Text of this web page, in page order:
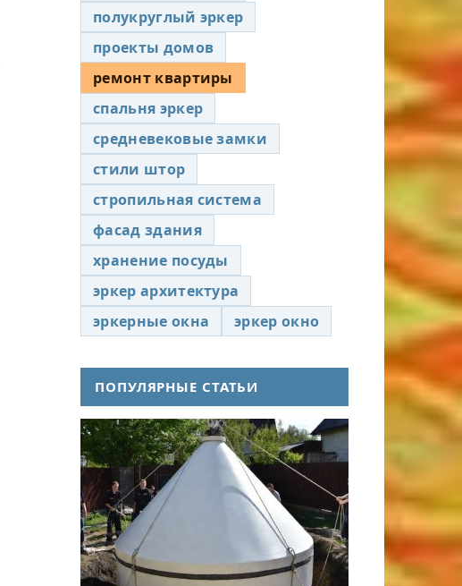
полукруглый эркер
проекты домов
ремонт квартиры
спальня эркер
средневековые замки
стили штор
стропильная система
фасад здания
хранение посуды
эркер архитектура
эркерные окна
эркер окно
ПОПУЛЯРНЫЕ СТАТЬИ